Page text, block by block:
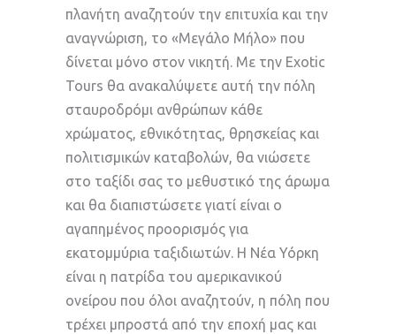
πλανήτη αναζητούν την επιτυχία και την
αναγνώριση, το «Μεγάλο Μήλο» που
δίνεται μόνο στον νικητή. Με την Exotic
Tours θα ανακαλύψετε αυτή την πόλη
σταυροδρόμι ανθρώπων κάθε
χρώματος, εθνικότητας, θρησκείας και
πολιτισμικών καταβολών, θα νιώσετε
στο ταξίδι σας το μεθυστικό της άρωμα
και θα διαπιστώσετε γιατί είναι ο
αγαπημένος προορισμός για
εκατομμύρια ταξιδιωτών. Η Νέα Υόρκη
είναι η πατρίδα του αμερικανικού
ονείρου που όλοι αναζητούν, η πόλη που
τρέχει μπροστά από την εποχή μας και